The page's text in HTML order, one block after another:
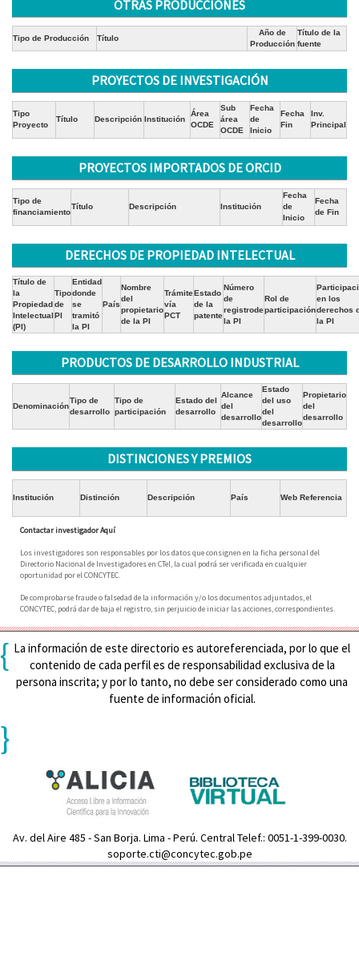
OTRAS PRODUCCIONES
Tipo de Producción Título
Año de
Producción
Título de la
fuente
PROYECTOS DE INVESTIGACIÓN
Tipo
Proyecto
Título Descripción Institución
Área
OCDE
Sub
área
OCDE
Fecha
de
Inicio
Fecha
Fin
Inv.
Principal
PROYECTOS IMPORTADOS DE ORCID
Tipo de
financiamiento
Título Descripción Institución
Fecha
de
Inicio
Fecha
de Fin
DERECHOS DE PROPIEDAD INTELECTUAL
Título de
la
Propiedad
Intelectual
(PI)
Tipo
de
PI
Entidad
donde
se
tramitó
la PI
País
Nombre
del
propietario
de la PI
Trámite
vía
PCT
Estado
de la
patente
Número
de
registrode
la PI
Rol de
participación
en los
derechos
la PI
PRODUCTOS DE DESARROLLO INDUSTRIAL
Denominación
Tipo de
desarrollo
Tipo de
participación
Estado del
desarrollo
Alcance
del
desarrollo
Estado
del uso
del
desarrollo
Propietario
del
desarrollo
DISTINCIONES Y PREMIOS
Institución Distinción Descripción País Web Referencia
Contactar investigador Aquí
Los investigadores son responsables por los datos que consignen en la ficha personal del
Directorio Nacional de Investigadores en CTeI, la cual podrá ser verificada en cualquier
oportunidad por el CONCYTEC.
De comprobarse fraude o falsedad de la información y/o los documentos adjuntados, el
CONCYTEC, podrá dar de baja el registro, sin perjuicio de iniciar las acciones, correspondientes.
{ La información de este directorio es autoreferenciada, por lo que el
contenido de cada perfil es de responsabilidad exclusiva de la
persona inscrita; y por lo tanto, no debe ser considerado como una
fuente de información oficial.
}
Av. del Aire 485 - San Borja. Lima - Perú. Central Telef.: 0051-1-399-0030.
soporte.cti@concytec.gob.pe